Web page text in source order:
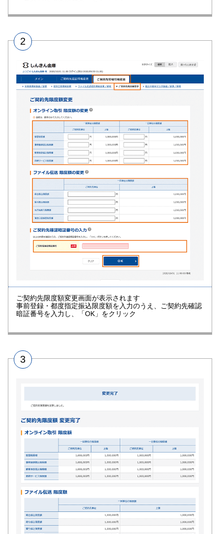
2
ご契約先限度額変更画面が表示されます
事前登録・都度指定振込限度額を入力のうえ、ご契約先確認
暗証番号を入力し、「OK」をクリック
3